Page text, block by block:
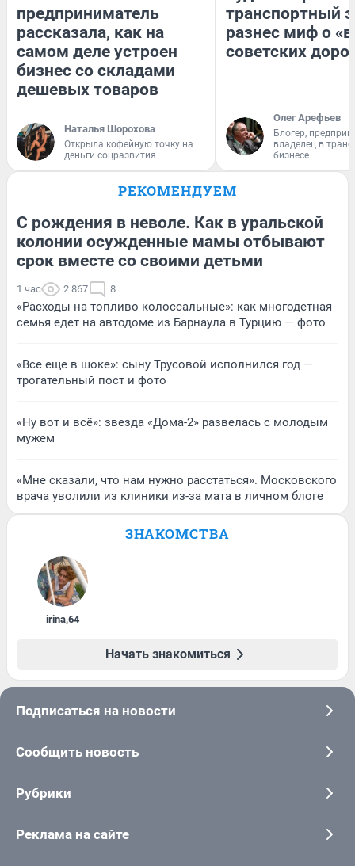
предприниматель
рассказала, как на
самом деле устроен
бизнес со складами
дешевых товаров
Наталья Шорохова
Открыла кофейную точку на
деньги соцразвития
транспортный
разнес миф о
советских
Олег Арефьев
Блогер,
владелец в
бизнесе
РЕКОМЕНДУЕМ
С рождения в неволе. Как в уральской
колонии осужденные мамы отбывают
срок вместе со своими детьми
1 час 2 867 8
«Расходы на топливо колоссальные»: как многодетная
семья едет на автодоме из Барнаула в Турцию — фото
«Все еще в шоке»: сыну Трусовой исполнился год —
трогательный пост и фото
«Ну вот и всё»: звезда «Дома-2» развелась с молодым
мужем
«Мне сказали, что нам нужно расстаться». Московского
врача уволили из клиники из-за мата в личном блоге
ЗНАКОМСТВА
irina,64
Начать знакомиться
Подписаться на новости
Сообщить новость
Рубрики
Реклама на сайте